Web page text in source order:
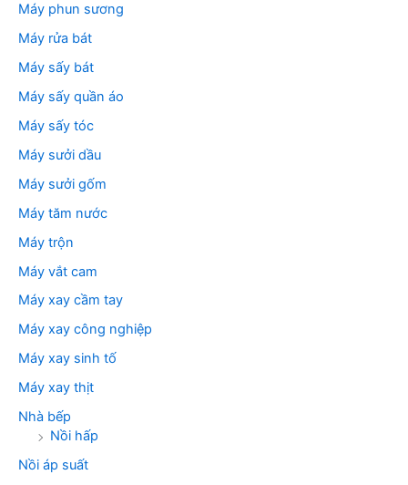
Máy phun sương
Máy rửa bát
Máy sấy bát
Máy sấy quần áo
Máy sấy tóc
Máy sưởi dầu
Máy sưởi gốm
Máy tăm nước
Máy trộn
Máy vắt cam
Máy xay cầm tay
Máy xay công nghiệp
Máy xay sinh tố
Máy xay thịt
Nhà bếp
Nồi hấp
Nồi áp suất